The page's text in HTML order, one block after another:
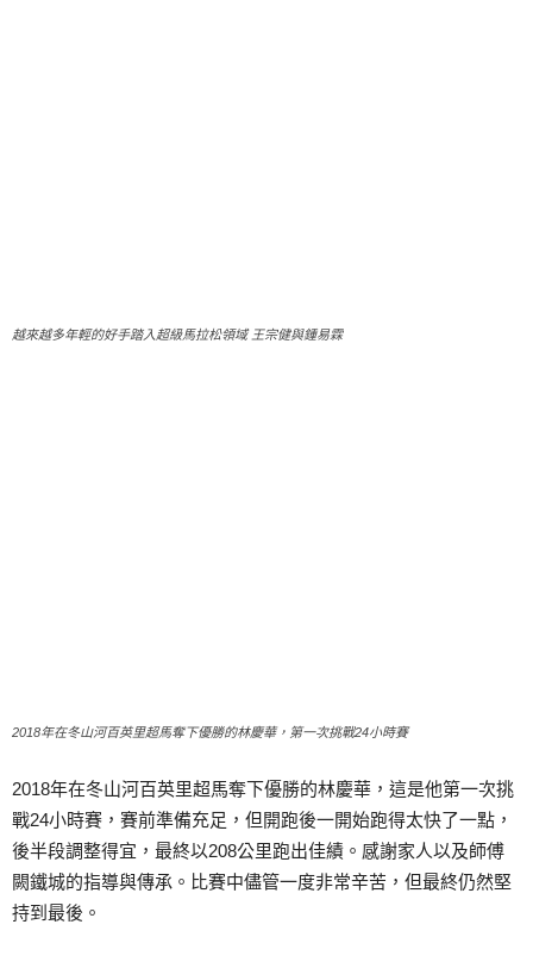
越來越多年輕的好手踏入超級馬拉松領域 王宗健與鍾易霖
2018年在冬山河百英里超馬奪下優勝的林慶華，第一次挑戰24小時賽
2018年在冬山河百英里超馬奪下優勝的林慶華，這是他第一次挑
戰24小時賽，賽前準備充足，但開跑後一開始跑得太快了一點，
後半段調整得宜，最終以208公里跑出佳績。感謝家人以及師傅
闕鐵城的指導與傳承。比賽中儘管一度非常辛苦，但最終仍然堅
持到最後。